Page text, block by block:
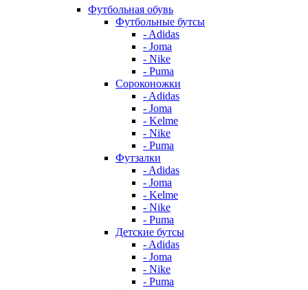
Футбольная обувь
Футбольные бутсы
- Adidas
- Joma
- Nike
- Puma
Сороконожки
- Adidas
- Joma
- Kelme
- Nike
- Puma
Футзалки
- Adidas
- Joma
- Kelme
- Nike
- Puma
Детские бутсы
- Adidas
- Joma
- Nike
- Puma